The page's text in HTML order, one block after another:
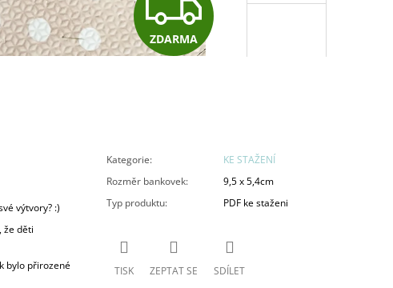
D
R
M
ZDARMA
výtvory? :)
že děti
bylo přirozené
Kategorie:
KE STAŽENÍ
Rozměr bankovek:
9,5 x 5,4cm
Typ produktu: PDF ke staženi
TISK ZEPTAT SE SDÍLET